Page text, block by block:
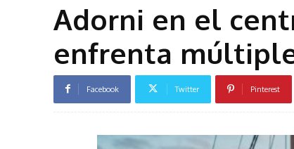
Adorni en el
enfrenta
Facebook Twitter Pinterest